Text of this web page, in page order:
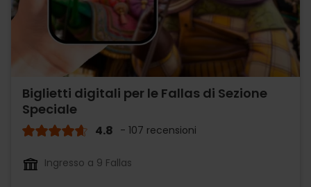
Biglietti digitali per le Fallas di Sezione
Speciale
4.8 - 107 recensioni
Ingresso a 9 Fallas